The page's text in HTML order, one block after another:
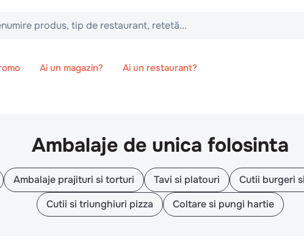
tip de restaurant, retetă...
Ai un magazin? Ai un restaurant?
Ambalaje de unica folosinta
Ambalaje prajituri si torturi Tavi si platouri Cutii burgeri
Cutii si triunghiuri pizza
Coltare si pungi hartie